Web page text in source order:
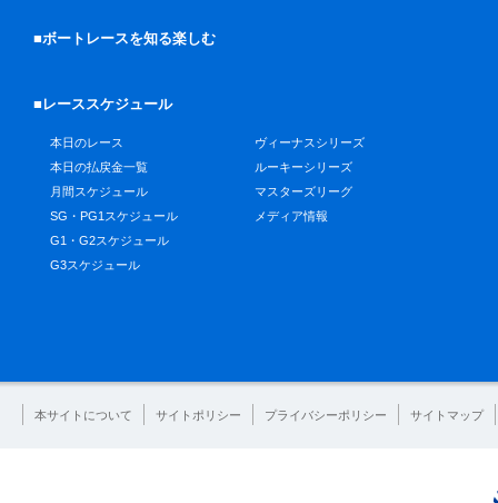
■ボートレースを知る楽しむ
■レーススケジュール
本日のレース
本日の払戻金一覧
月間スケジュール
SG・PG1スケジュール
G1・G2スケジュール
G3スケジュール
ヴィーナスシリーズ
ルーキーシリーズ
マスターズリーグ
メディア情報
本サイトについて サイトポリシー プライバシーポリシー サイトマップ